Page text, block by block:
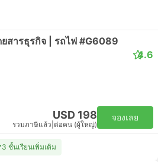
สารธุรกิจ | รถไฟ #G6089
4.6
USD 198
รวมภาษีแล้ว ต่อคน (ผู้ใหญ่)
จองเลย
3 ชั้นเรียนเพิ่มเติม